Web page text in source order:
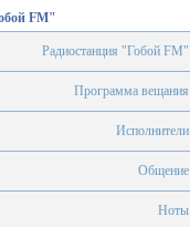
FM"
Радиостанция "Гобой FM"
Программа вещания
Исполнители
Общение
Ноты